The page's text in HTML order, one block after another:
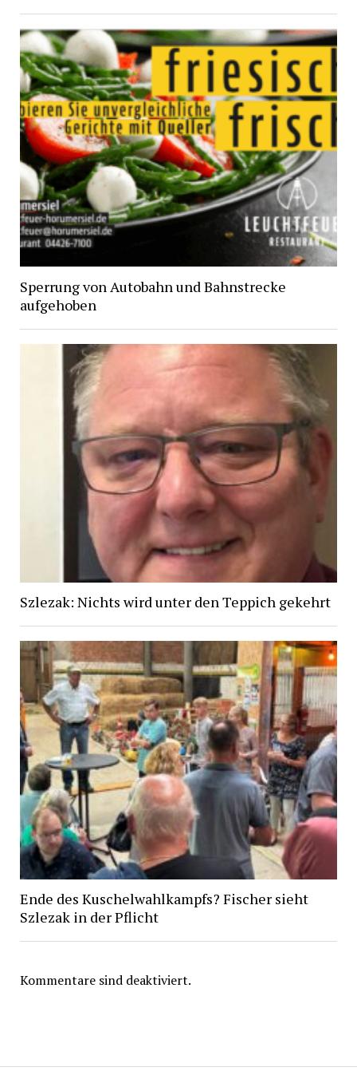
Sperrung von Autobahn und Bahnstrecke
aufgehoben
Szlezak: Nichts wird unter den Teppich gekehrt
Ende des Kuschelwahlkampfs? Fischer sieht
Szlezak in der Pflicht
Kommentare sind deaktiviert.